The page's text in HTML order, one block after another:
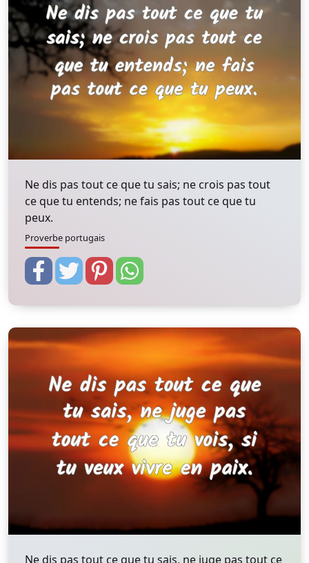
Ne dis pas tout ce que tu sais; ne crois pas tout
ce que tu entends; ne fais pas tout ce que tu
peux.
Proverbe portugais
Ne dis pas tout ce que tu sais, ne juge pas tout ce